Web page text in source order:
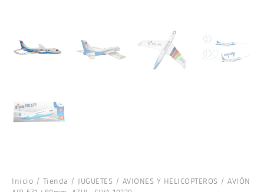
Inicio / Tienda / JUGUETES / AVIONES Y HELICOPTEROS / AVIÓN